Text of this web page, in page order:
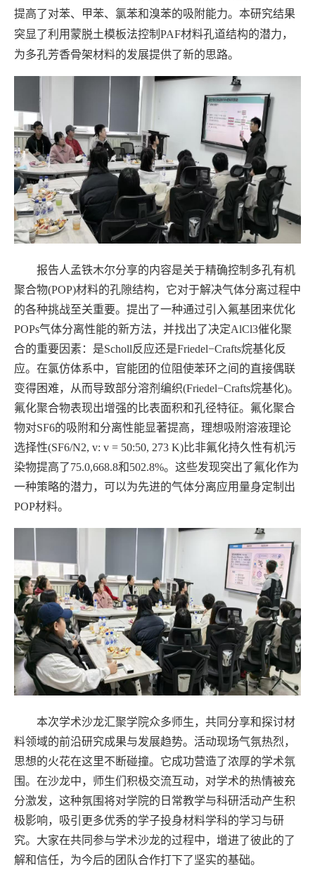
提高了对苯、甲苯、氯苯和溴苯的吸附能力。本研究结果
突显了利用蒙脱土模板法控制PAF材料孔道结构的潜力，
为多孔芳香骨架材料的发展提供了新的思路。
报告人孟铁木尔分享的内容是关于精确控制多孔有机
聚合物(POP)材料的孔隙结构，它对于解决气体分离过程中
的各种挑战至关重要。提出了一种通过引入氟基团来优化
POPs气体分离性能的新方法，并找出了决定AlCl3催化聚
合的重要因素：是Scholl反应还是Friedel−Crafts烷基化反
应。在氯仿体系中，官能团的位阻使苯环之间的直接偶联
变得困难，从而导致部分溶剂编织(Friedel−Crafts烷基化)。
氟化聚合物表现出增强的比表面积和孔径特征。氟化聚合
物对SF6的吸附和分离性能显著提高，理想吸附溶液理论
选择性(SF6/N2, v: v = 50:50, 273 K)比非氟化持久性有机污
染物提高了75.0,668.8和502.8%。这些发现突出了氟化作为
一种策略的潜力，可以为先进的气体分离应用量身定制出
POP材料。
本次学术沙龙汇聚学院众多师生，共同分享和探讨材
料领域的前沿研究成果与发展趋势。活动现场气氛热烈，
思想的火花在这里不断碰撞。它成功营造了浓厚的学术氛
围。在沙龙中，师生们积极交流互动，对学术的热情被充
分激发，这种氛围将对学院的日常教学与科研活动产生积
极影响，吸引更多优秀的学子投身材料学科的学习与研
究。大家在共同参与学术沙龙的过程中，增进了彼此的了
解和信任，为今后的团队合作打下了坚实的基础。